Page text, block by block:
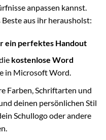
anpassen kannst.
aus ihr herausholst:
perfektes Handout
kostenlose Word
in Microsoft Word.
Farben, Schriftarten und
deinen persönlichen Stil
Schullogo oder andere